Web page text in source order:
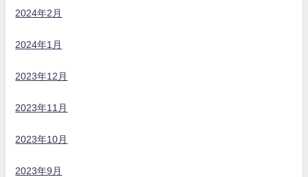
2024年2月
2024年1月
2023年12月
2023年11月
2023年10月
2023年9月